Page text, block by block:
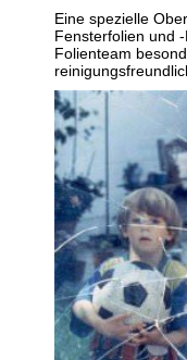
Eine spezielle
Fensterfolien und
Folienteam